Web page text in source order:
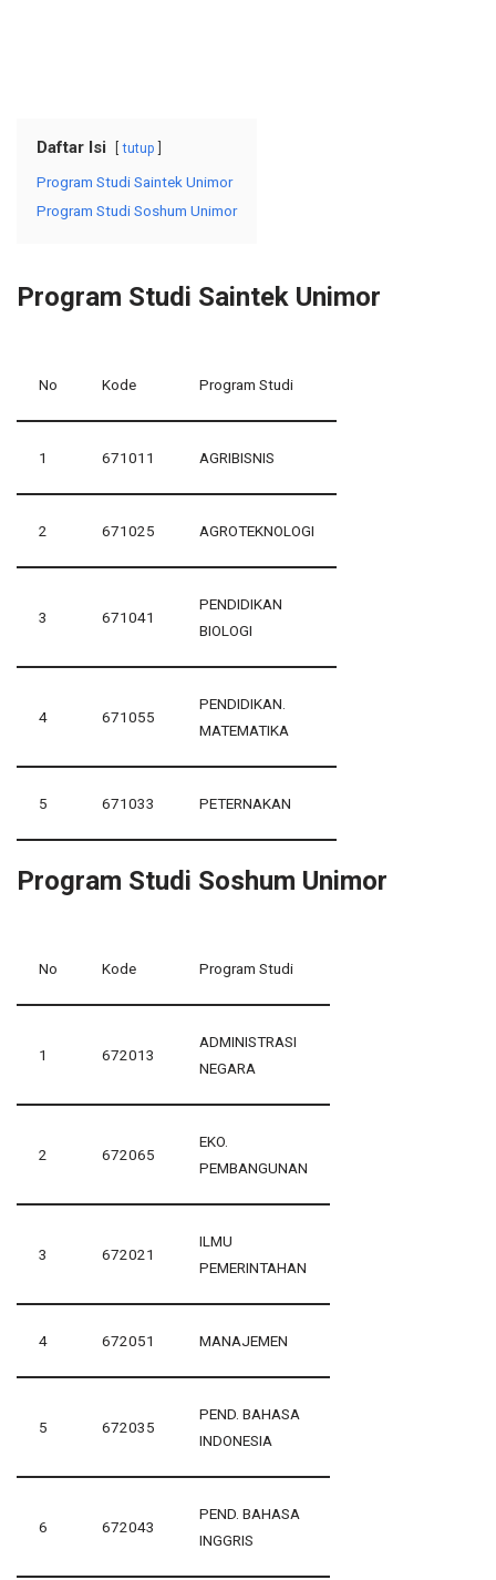
Daftar Isi tutup
Program Studi Saintek Unimor
Program Studi Soshum Unimor
Program Studi Saintek Unimor
No Kode Program Studi
1 671011 AGRIBISNIS
2 671025 AGROTEKNOLOGI
3 671041
PENDIDIKAN
BIOLOGI
4 671055
PENDIDIKAN.
MATEMATIKA
5 671033 PETERNAKAN
Program Studi Soshum Unimor
No Kode Program Studi
1 672013
ADMINISTRASI
NEGARA
2 672065
EKO.
PEMBANGUNAN
3 672021
ILMU
PEMERINTAHAN
4 672051 MANAJEMEN
5 672035
PEND. BAHASA
INDONESIA
6 672043
PEND. BAHASA
INGGRIS